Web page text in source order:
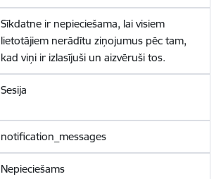
Sīkdatne ir nepieciešama, lai visiem
lietotājiem nerādītu ziņojumus pēc tam,
kad viņi ir izlasījuši un aizvēruši tos.
Sesija
notification_messages
Nepieciešams